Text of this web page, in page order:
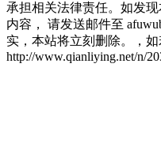
承担相关法律责任。如发
内容， 请发送邮件至
实，本站将立刻删除。，如
http://www.qianliying.net/n/